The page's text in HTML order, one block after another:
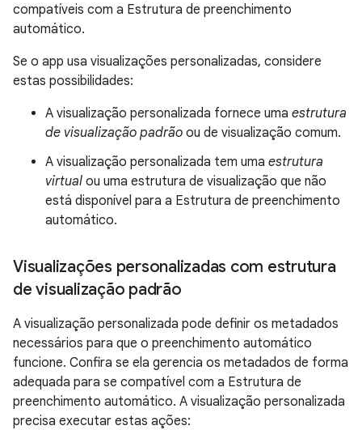
compatíveis com a Estrutura de preenchimento
automático.
Se o app usa visualizações personalizadas, considere
estas possibilidades:
A visualização personalizada fornece uma estrutura
de visualização padrão ou de visualização comum.
A visualização personalizada tem uma estrutura
virtual ou uma estrutura de visualização que não
está disponível para a Estrutura de preenchimento
automático.
Visualizações personalizadas com estrutura
de visualização padrão
A visualização personalizada pode definir os metadados
necessários para que o preenchimento automático
funcione. Confira se ela gerencia os metadados de forma
adequada para se compatível com a Estrutura de
preenchimento automático. A visualização personalizada
precisa executar estas ações: